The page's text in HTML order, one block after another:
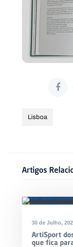
Lisboa
Artigos
30 de Julho,
ArtiSport
que fica